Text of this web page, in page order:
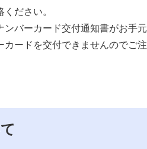
ださい。
バーカード交付通知書がお手元
ードを交付できませんのでご注